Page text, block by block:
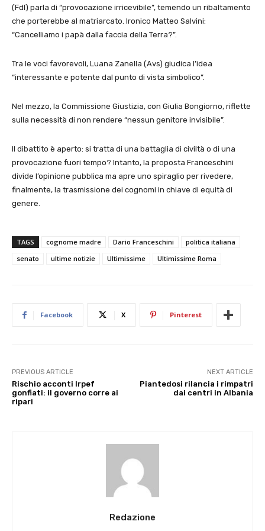
(FdI) parla di “provocazione irricevibile”, temendo un ribaltamento
che porterebbe al matriarcato. Ironico Matteo Salvini:
“Cancelliamo i papà dalla faccia della Terra?”.
Tra le voci favorevoli, Luana Zanella (Avs) giudica l’idea
“interessante e potente dal punto di vista simbolico”.
Nel mezzo, la Commissione Giustizia, con Giulia Bongiorno, riflette
sulla necessità di non rendere “nessun genitore invisibile”.
Il dibattito è aperto: si tratta di una battaglia di civiltà o di una
provocazione fuori tempo? Intanto, la proposta Franceschini
divide l’opinione pubblica ma apre uno spiraglio per rivedere,
finalmente, la trasmissione dei cognomi in chiave di equità di
genere.
TAGS cognome madre Dario Franceschini
politica italiana
senato
ultime notizie Ultimissime Ultimissime Roma
Facebook X Pinterest
PREVIOUS ARTICLE
Rischio acconti Irpef
gonfiati: il governo corre ai
ripari
NEXT ARTICLE
Piantedosi rilancia i rimpatri
dai centri in Albania
Redazione